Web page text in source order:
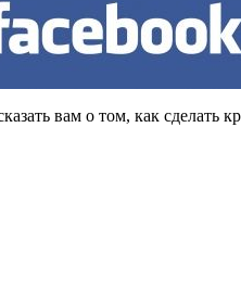
вам о том, как сделать